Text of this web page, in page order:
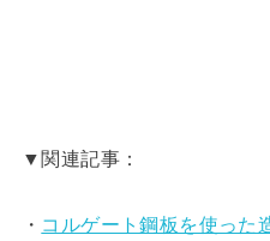
▼関連記事：
・ コルゲート鋼板を使った